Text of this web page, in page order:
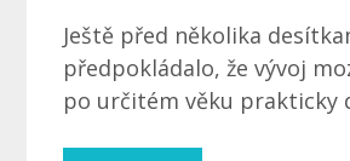
Ještě před několika
předpokládalo, že vývoj
po určitém věku prakticky